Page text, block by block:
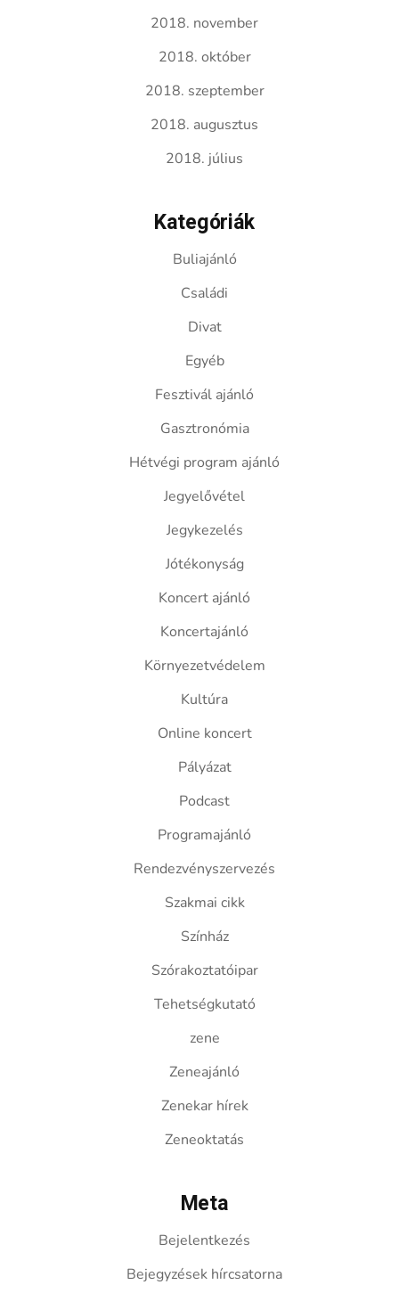
2018. november
2018. október
2018. szeptember
2018. augusztus
2018. július
Kategóriák
Buliajánló
Családi
Divat
Egyéb
Fesztivál ajánló
Gasztronómia
Hétvégi program ajánló
Jegyelővétel
Jegykezelés
Jótékonyság
Koncert ajánló
Koncertajánló
Környezetvédelem
Kultúra
Online koncert
Pályázat
Podcast
Programajánló
Rendezvényszervezés
Szakmai cikk
Színház
Szórakoztatóipar
Tehetségkutató
zene
Zeneajánló
Zenekar hírek
Zeneoktatás
Meta
Bejelentkezés
Bejegyzések hírcsatorna